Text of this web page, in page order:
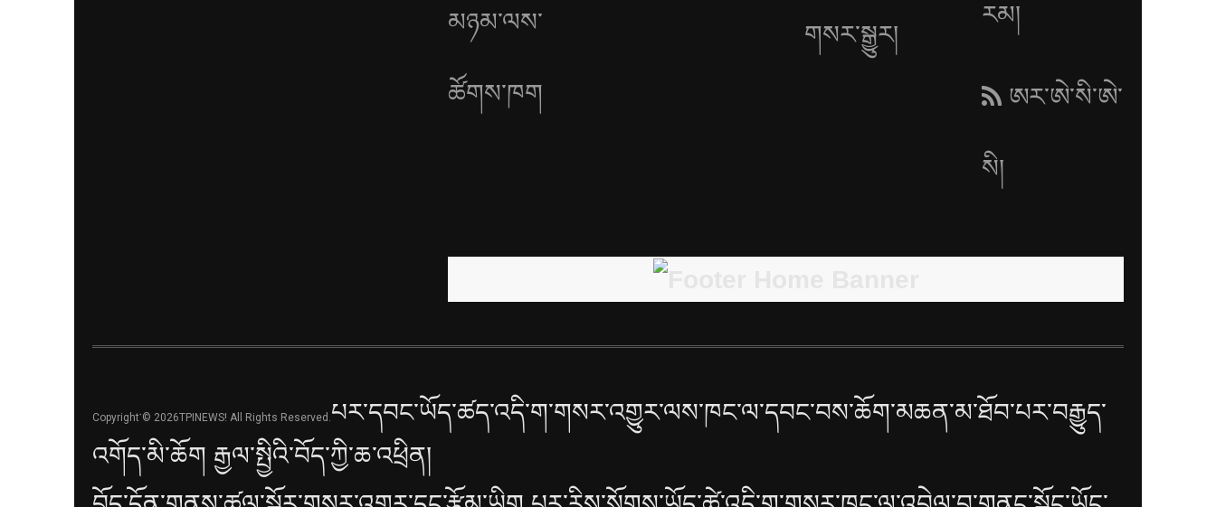
མཉམ་ལས་
ཚོགས་ཁག
གསར་སྒྱུར།
རམ།
ཨར་ཨེ་སི་ཨེ་
སི།
Copyright་© 2026TPINEWS! All Rights Reserved. པར་དབང་ཡོད་ཚད་འདི་ག་གསར་འགྱུར་ལས་ཁང་ལ་དབང་བས་ཆོག་མཆན་མ་ཐོབ་པར་བརྒྱུད་
འགོད་མི་ཆོག རྒྱལ་སྤྱིའི་བོད་ཀྱི་ཆ་འཕྲིན།